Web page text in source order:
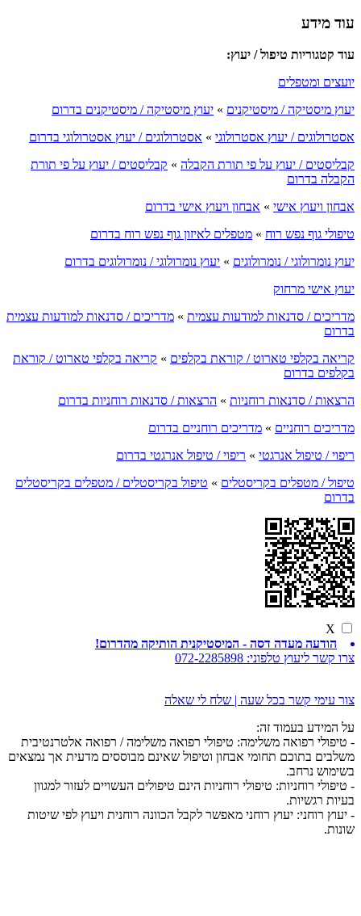
עוד מידע
עוד קטגוריות טיפול / יעוץ:
יועצים ומטפלים
יעוץ מיסטיקה / מיסטיקנים » יעוץ מיסטיקה / מיסטיקנים בדרום
אסטרולוגים / יעוץ אסטרולוגי » אסטרולוגים / יעוץ אסטרולוגי בדרום
קבליסטים / יעוץ על פי תורת הקבלה » קבליסטים / יעוץ על פי תורת
הקבלה בדרום
אבחון ויעוץ אישי » אבחון ויעוץ אישי בדרום
טיפולי גוף נפש רוח » מטפלים לאיזון גוף נפש רוח בדרום
יעוץ נומרולוגי / נומרולוגים » יעוץ נומרולוגי / נומרולוגים בדרום
יעוץ אישי מרחוק
מדריכים / סדנאות למודעות עצמית » מדריכים / סדנאות למודעות עצמית
בדרום
קריאה בקלפי טארוט / קוראת בקלפים » קריאה בקלפי טארוט / קוראת
בקלפים בדרום
הרצאות / סדנאות רוחניות » הרצאות / סדנאות רוחניות בדרום
מדריכים רוחניים » מדריכים רוחניים בדרום
ריפוי / טיפול אנרגטי » ריפוי / טיפול אנרגטי בדרום
טיפול / מטפלים בקריסטלים » טיפול בקריסטלים / מטפלים בקריסטלים
בדרום
X
הודעה מעדה דסה - המיסטיקנית הותיקה מהדרום!
צרו קשר ליעוץ טלפוני: 072-2285898
צור עימי קשר בכל שעה | שלח לי שאלה
על המידע בעמוד זה:
- טיפולי רפואה משלימה: טיפולי רפואה משלימה / רפואה אלטרנטיבית
משלבים בתוכם תחומי אבחון וטיפול שאינם מבוססים מדעית אך נמצאים
בשימוש נרחב.
- טיפולי רוחניות: טיפולי רוחניות הינם טיפולים העשויים לעזור למגוון
בעיות רגשיות.
- יעוץ רוחני: יעוץ רוחני מאפשר לקבל הכוונה רוחנית ויעוץ לפי שיטות
שונות.